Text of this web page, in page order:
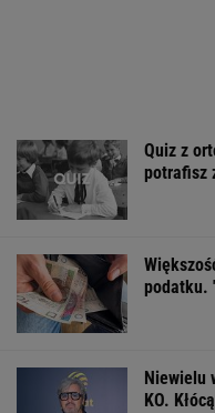
Quiz z
potrafisz
podatku.
Niewielu
KO.